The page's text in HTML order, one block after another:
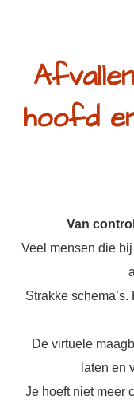
hoofd
Van
Veel mensen die
Strakke
De virtuele
laten en
Je hoeft niet meer